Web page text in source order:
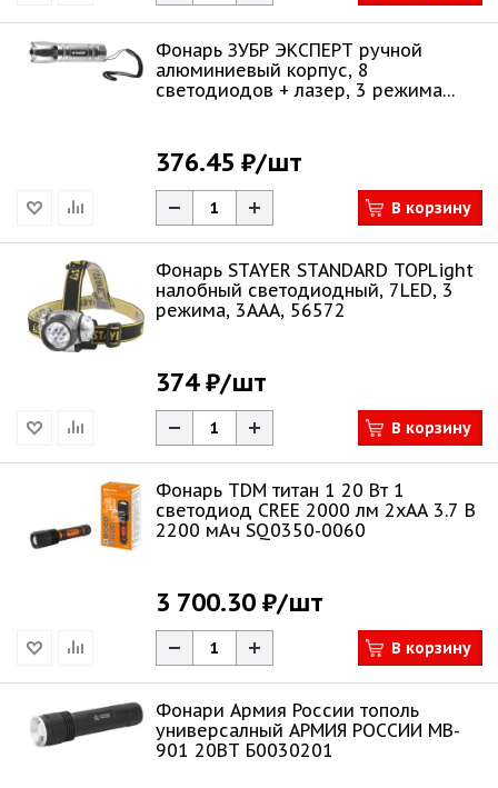
Фонарь ЗУБР ЭКСПЕРТ ручной
алюминиевый корпус, 8
светодиодов + лазер, 3 режима
376.45 ₽/шт
В корзину
Фонарь STAYER STANDARD TOPLight
налобный светодиодный, 7LED, 3
режима, 3ААА, 56572
374 ₽/шт
В корзину
Фонарь TDM титан 1 20 Вт 1
светодиод CREE 2000 лм 2хАА 3.7 В
2200 мАч SQ0350-0060
3 700.30 ₽/шт
В корзину
Фонари Армия России тополь
универсалный АРМИЯ РОССИИ MB-
901 20ВТ Б0030201